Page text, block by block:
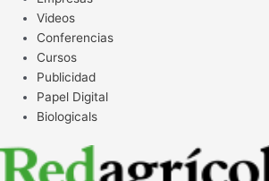
Videos
Conferencias
Cursos
Publicidad
Papel Digital
Biologicals